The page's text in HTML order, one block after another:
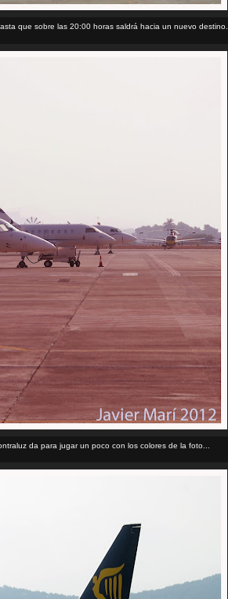
que sobre las 20:00 horas saldrá hacia un nuevo destino.
da para jugar un poco con los colores de la foto...